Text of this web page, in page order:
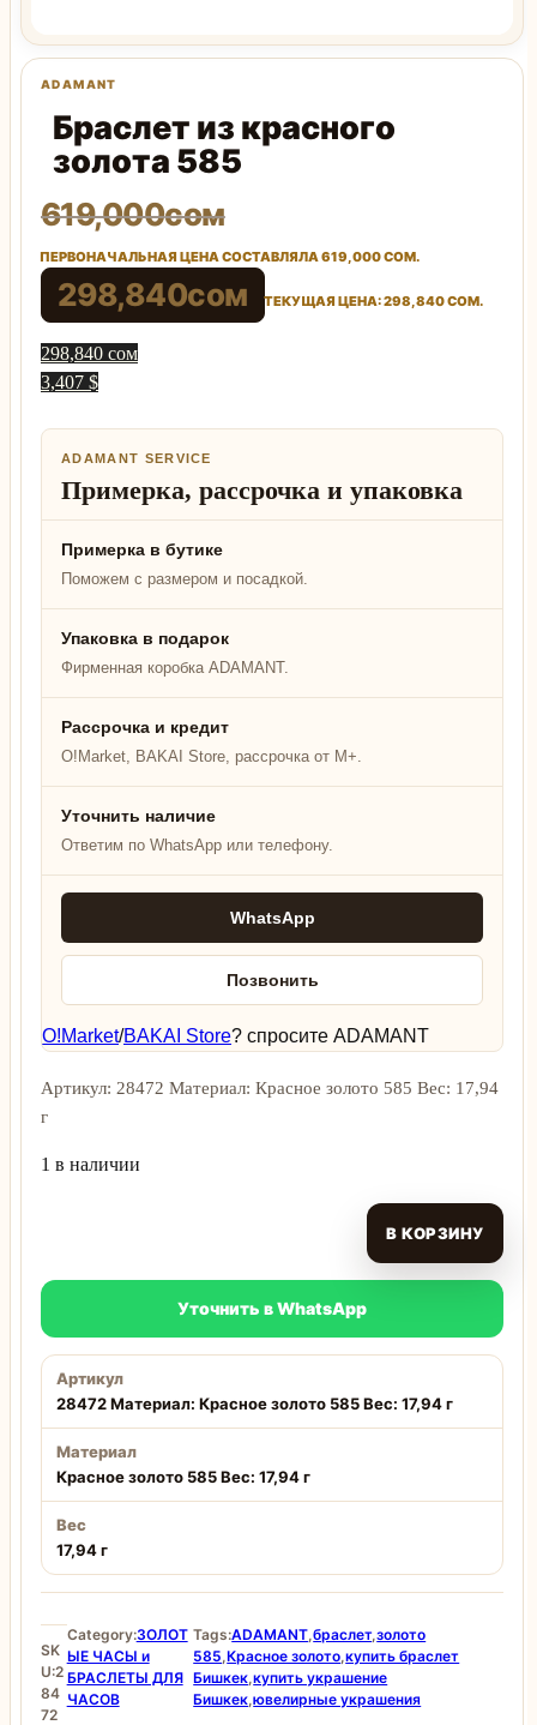
Браслет из красного
золота 585
619,000сом
ПЕРВОНАЧАЛЬНАЯ ЦЕНА СОСТАВЛЯЛА 619,000 СОМ.
298,840сом ТЕКУЩАЯ ЦЕНА: 298,840 СОМ.
298,840 сом
3,407 $
ADAMANT SERVICE
Примерка, рассрочка и упаковка
Примерка в бутике
Поможем с размером и посадкой.
Упаковка в подарок
Фирменная коробка ADAMANT.
Рассрочка и кредит
O!Market, BAKAI Store, рассрочка от M+.
Уточнить наличие
Ответим по WhatsApp или телефону.
WhatsApp
Позвонить
O!Market/BAKAI Store? спросите ADAMANT
Артикул: 28472 Материал: Красное золото 585 Вес: 17,94
г
1 в наличии
В КОРЗИНУ
Уточнить в WhatsApp
Артикул
28472 Материал: Красное золото 585 Вес: 17,94 г
Материал
Красное золото 585 Вес: 17,94 г
Вес
17,94 г
SK
U:2
84
72
Category:ЗОЛОТ
ЫЕ ЧАСЫ и
БРАСЛЕТЫ ДЛЯ
ЧАСОВ
Tags:ADAMANT,браслет,золото
585,Красное золото,купить браслет
Бишкек,купить украшение
Бишкек,ювелирные украшения